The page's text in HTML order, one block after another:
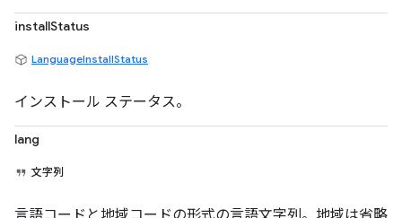
installStatus
LanguageInstallStatus
インストール ステータス。
lang
文字列